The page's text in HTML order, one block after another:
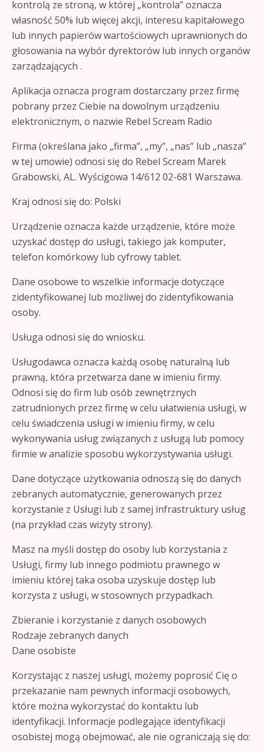
kontrolą ze stroną, w której „kontrola” oznacza
własność 50% lub więcej akcji, interesu kapitałowego
lub innych papierów wartościowych uprawnionych do
głosowania na wybór dyrektorów lub innych organów
zarządzających .
Aplikacja oznacza program dostarczany przez firmę
pobrany przez Ciebie na dowolnym urządzeniu
elektronicznym, o nazwie Rebel Scream Radio
Firma (określana jako „firma”, „my”, „nas” lub „nasza”
w tej umowie) odnosi się do Rebel Scream Marek
Grabowski, AL. Wyścigowa 14/612 02-681 Warszawa.
Kraj odnosi się do: Polski
Urządzenie oznacza każde urządzenie, które może
uzyskać dostęp do usługi, takiego jak komputer,
telefon komórkowy lub cyfrowy tablet.
Dane osobowe to wszelkie informacje dotyczące
zidentyfikowanej lub możliwej do zidentyfikowania
osoby.
Usługa odnosi się do wniosku.
Usługodawca oznacza każdą osobę naturalną lub
prawną, która przetwarza dane w imieniu firmy.
Odnosi się do firm lub osób zewnętrznych
zatrudnionych przez firmę w celu ułatwienia usługi, w
celu świadczenia usługi w imieniu firmy, w celu
wykonywania usług związanych z usługą lub pomocy
firmie w analizie sposobu wykorzystywania usługi.
Dane dotyczące użytkowania odnoszą się do danych
zebranych automatycznie, generowanych przez
korzystanie z Usługi lub z samej infrastruktury usług
(na przykład czas wizyty strony).
Masz na myśli dostęp do osoby lub korzystania z
Usługi, firmy lub innego podmiotu prawnego w
imieniu której taka osoba uzyskuje dostęp lub
korzysta z usługi, w stosownych przypadkach.
Zbieranie i korzystanie z danych osobowych
Rodzaje zebranych danych
Dane osobiste
Korzystając z naszej usługi, możemy poprosić Cię o
przekazanie nam pewnych informacji osobowych,
które można wykorzystać do kontaktu lub
identyfikacji. Informacje podlegające identyfikacji
osobistej mogą obejmować, ale nie ograniczają się do: